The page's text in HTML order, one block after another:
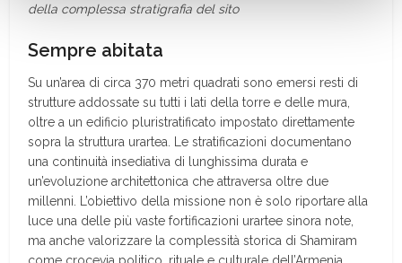
della complessa stratigrafia del sito
Sempre abitata
Su un’area di circa 370 metri quadrati sono emersi resti di
strutture addossate su tutti i lati della torre e delle mura,
oltre a un edificio pluristratificato impostato direttamente
sopra la struttura urartea. Le stratificazioni documentano
una continuità insediativa di lunghissima durata e
un’evoluzione architettonica che attraversa oltre due
millenni. L’obiettivo della missione non è solo riportare alla
luce una delle più vaste fortificazioni urartee sinora note,
ma anche valorizzare la complessità storica di Shamiram
come crocevia politico, rituale e culturale dell’Armenia